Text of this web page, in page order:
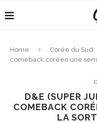
Home Corée du Sud
comeback coréen une
D&E (SUPER
COMEBACK
LA